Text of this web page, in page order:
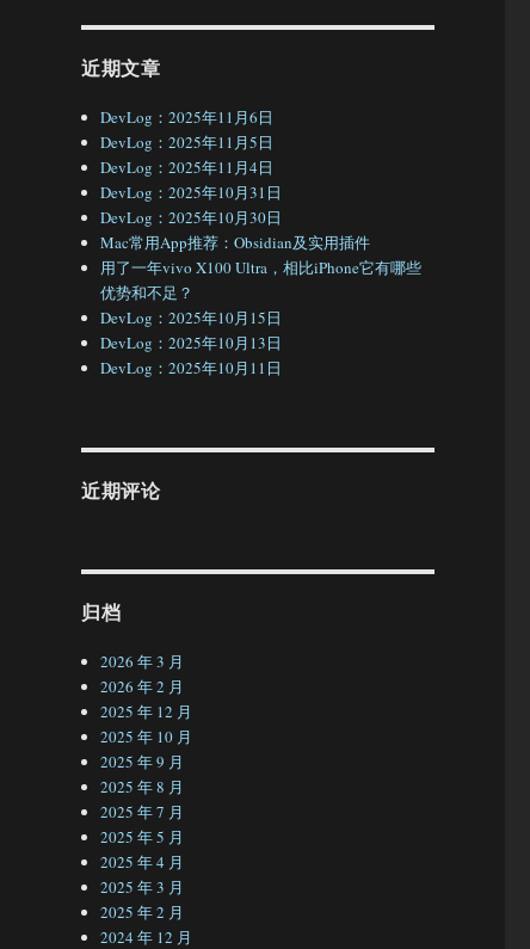
近期文章
DevLog：2025年11月6日
DevLog：2025年11月5日
DevLog：2025年11月4日
DevLog：2025年10月31日
DevLog：2025年10月30日
Mac常用App推荐：Obsidian及实用插件
用了一年vivo X100 Ultra，相比iPhone它有哪些
优势和不足？
DevLog：2025年10月15日
DevLog：2025年10月13日
DevLog：2025年10月11日
近期评论
归档
2026 年 3 月
2026 年 2 月
2025 年 12 月
2025 年 10 月
2025 年 9 月
2025 年 8 月
2025 年 7 月
2025 年 5 月
2025 年 4 月
2025 年 3 月
2025 年 2 月
2024 年 12 月